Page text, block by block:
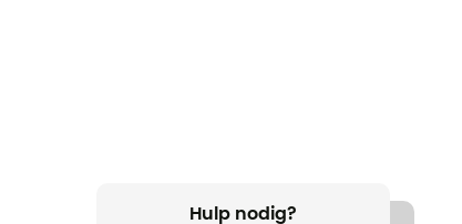
Hulp nodig?